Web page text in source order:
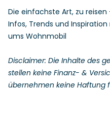
Die einfachste Art, zu reisen
Infos, Trends und Inspiration
ums Wohnmobil
Disclaimer: Die Inhalte des
stellen keine Finanz- &
übernehmen keine Haftung